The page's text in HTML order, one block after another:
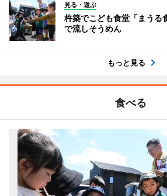
見る・遊ぶ
杵築でこども食堂「まう
で流しそうめん
もっと見る
食べる